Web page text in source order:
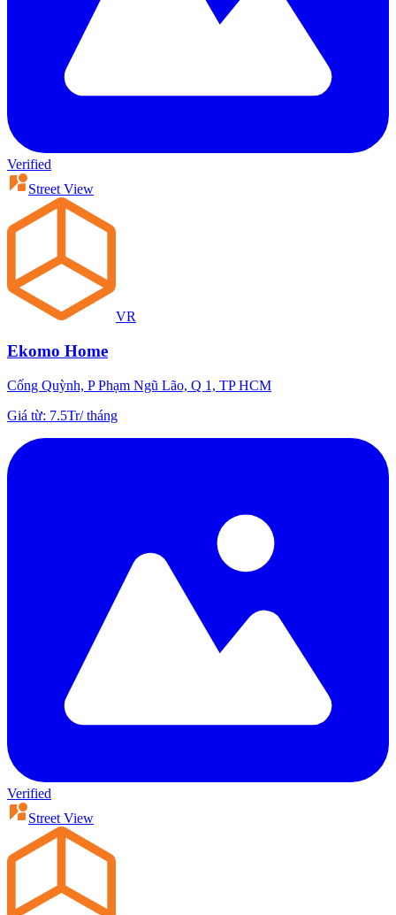
Verified
Street View
VR
Ekomo Home
Cống Quỳnh, P Phạm Ngũ Lão, Q 1, TP HCM
Giá từ: 7.5Tr/tháng
Verified
Street View